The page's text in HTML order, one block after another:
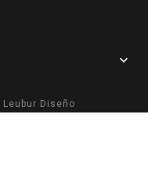

Leubur Diseño